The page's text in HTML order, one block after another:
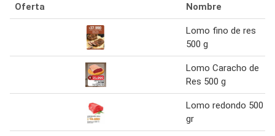
Oferta Nombre
Lomo fino de res
500 g
Lomo Caracho de
Res 500 g
Lomo redondo 500
gr